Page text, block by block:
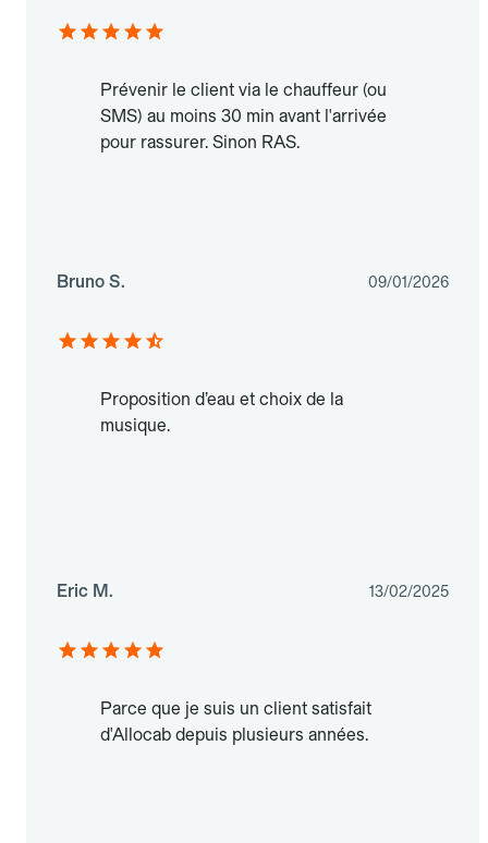
Prévenir le client via le chauffeur (ou
SMS) au moins 30 min avant l'arrivée
pour rassurer. Sinon RAS.
Bruno S. 09/01/2026
Proposition d’eau et choix de la
musique.
Eric M. 13/02/2025
Parce que je suis un client satisfait
d'Allocab depuis plusieurs années.